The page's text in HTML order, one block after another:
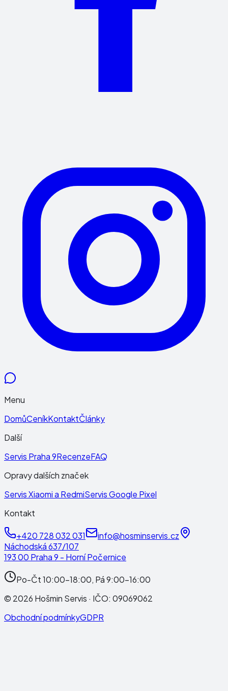
Menu
DomůCeníkKontaktČlánky
Další
Servis Praha 9RecenzeFAQ
Opravy dalších značek
Servis Xiaomi a RedmiServis Google Pixel
Kontakt
+420 728 032 031
info@hosminservis.cz
Náchodská 637/107
193 00 Praha 9 - Horní Počernice
Po-Čt 10:00-18:00, Pá 9:00-16:00
© 2026 Hošmin Servis · IČO: 09069062
Obchodní podmínkyGDPR